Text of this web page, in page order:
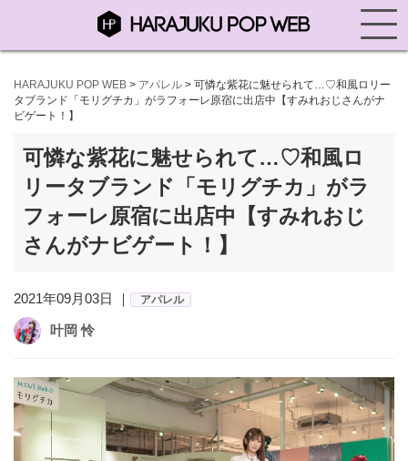
HARAJUKU POP WEB > アパレル > 可憐な紫花に魅せられて…♡和風ロリー
タブランド「モリグチカ」がラフォーレ原宿に出店中【すみれおじさんがナ
ビゲート！】
可憐な紫花に魅せられて…♡和風ロ
リータブランド「モリグチカ」がラ
フォーレ原宿に出店中【すみれおじ
さんがナビゲート！】
2021年09月03日 ｜ アパレル
叶岡 怜